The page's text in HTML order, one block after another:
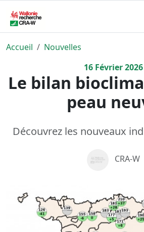
Accueil
Nouvelles
16Février2026
Le bilan
peau
Découvrez les nouveaux
CRA-W